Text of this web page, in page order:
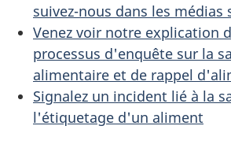
suivez-nous dans les médias
Venez voir notre explication
processus d'enquête sur la
alimentaire et de rappel
Signalez un incident lié à la
l'étiquetage d'un aliment